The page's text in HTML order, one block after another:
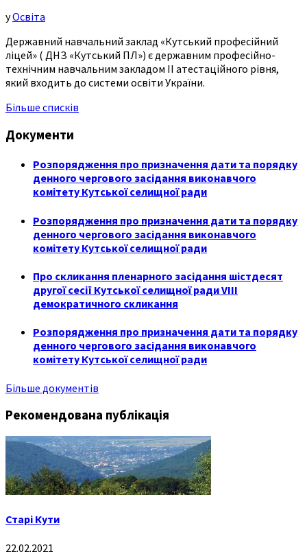
уОсвіта
Державний навчальний заклад «Кутський професійний
ліцей» ( ДНЗ «Кутський ПЛ») є державним професійно-
технічним навчальним закладом ІІ атестаційного рівня,
який входить до системи освіти України.
Більше списків
Документи
Розпорядження про призначення дати та порядку
денного чергового засідання виконавчого
комітету Кутської селищної ради
Розпорядження про призначення дати та порядку
денного чергового засідання виконавчого
комітету Кутської селищної ради
Про скликання пленарного засідання шістдесят
другої сесії Кутської селищної ради VIII
демократичного скликання
Розпорядження про призначення дати та порядку
денного чергового засідання виконавчого
комітету Кутської селищної ради
Більше документів
Рекомендована публікація
Старі Кути
22.02.2021